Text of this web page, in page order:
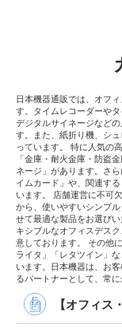
日本機器通販では、オフ
す。タイムレコーダーや
デジタルサイネージなど
す。また、紙折り機、シ
っています。 特に人気の
「金庫・耐火金庫・防盗
ネージ」があります。さ
イムカード」や、関連す
います。 店舗運営に不可
から、使いやすいシンプ
せて最適な製品をお選び
キシブルなオフィスデス
意しております。 その他
ライタ」「レタツイン」
います。日本機器は、お
るパートナーとして、常
【オフィス